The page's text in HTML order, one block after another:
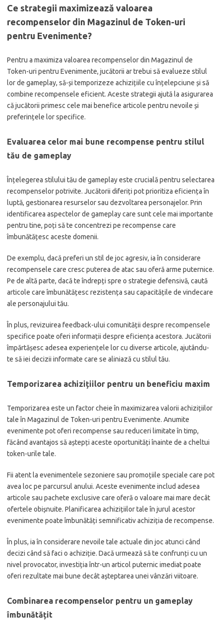
Ce strategii maximizează valoarea
recompenselor din Magazinul de Token-uri
pentru Evenimente?
Pentru a maximiza valoarea recompenselor din Magazinul de
Token-uri pentru Evenimente, jucătorii ar trebui să evalueze stilul
lor de gameplay, să-și temporizeze achizițiile cu înțelepciune și să
combine recompensele eficient. Aceste strategii ajută la asigurarea
că jucătorii primesc cele mai benefice articole pentru nevoile și
preferințele lor specifice.
Evaluarea celor mai bune recompense pentru stilul
tău de gameplay
Înțelegerea stilului tău de gameplay este crucială pentru selectarea
recompenselor potrivite. Jucătorii diferiți pot prioritiza eficiența în
luptă, gestionarea resurselor sau dezvoltarea personajelor. Prin
identificarea aspectelor de gameplay care sunt cele mai importante
pentru tine, poți să te concentrezi pe recompense care
îmbunătățesc aceste domenii.
De exemplu, dacă preferi un stil de joc agresiv, ia în considerare
recompensele care cresc puterea de atac sau oferă arme puternice.
Pe de altă parte, dacă te îndrepți spre o strategie defensivă, caută
articole care îmbunătățesc rezistența sau capacitățile de vindecare
ale personajului tău.
În plus, revizuirea feedback-ului comunității despre recompensele
specifice poate oferi informații despre eficiența acestora. Jucătorii
împărtășesc adesea experiențele lor cu diverse articole, ajutându-
te să iei decizii informate care se aliniază cu stilul tău.
Temporizarea achizițiilor pentru un beneficiu maxim
Temporizarea este un factor cheie în maximizarea valorii achizițiilor
tale în Magazinul de Token-uri pentru Evenimente. Anumite
evenimente pot oferi recompense sau reduceri limitate în timp,
făcând avantajos să aștepți aceste oportunități înainte de a cheltui
token-urile tale.
Fii atent la evenimentele sezoniere sau promoțiile speciale care pot
avea loc pe parcursul anului. Aceste evenimente includ adesea
articole sau pachete exclusive care oferă o valoare mai mare decât
ofertele obișnuite. Planificarea achizițiilor tale în jurul acestor
evenimente poate îmbunătăți semnificativ achiziția de recompense.
În plus, ia în considerare nevoile tale actuale din joc atunci când
decizi când să faci o achiziție. Dacă urmează să te confrunți cu un
nivel provocator, investiția într-un articol puternic imediat poate
oferi rezultate mai bune decât așteptarea unei vânzări viitoare.
Combinarea recompenselor pentru un gameplay
îmbunătățit